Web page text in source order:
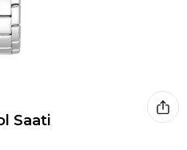
Saati